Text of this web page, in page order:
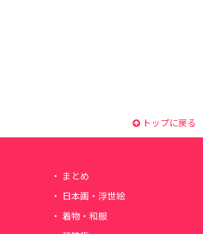
トップに戻る
まとめ
日本画・浮世絵
着物・和服